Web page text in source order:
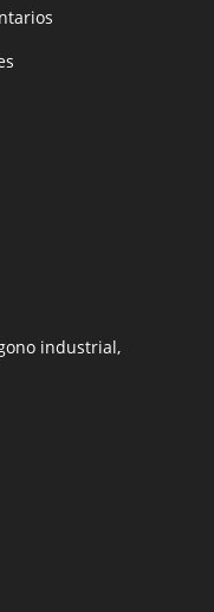
industrial,